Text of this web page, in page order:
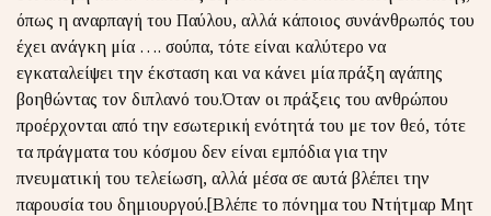
όπως η αναρπαγή του Παύλου, αλλά κάποιος συνάνθρωπός του
έχει ανάγκη μία …. σούπα, τότε είναι καλύτερο να
εγκαταλείψει την έκσταση και να κάνει μία πράξη αγάπης
βοηθώντας τον διπλανό του.Όταν οι πράξεις του ανθρώπου
προέρχονται από την εσωτερική ενότητά του με τον θεό, τότε
τα πράγματα του κόσμου δεν είναι εμπόδια για την
πνευματική του τελείωση, αλλά μέσα σε αυτά βλέπει την
παρουσία του δημιουργού.[Βλέπε το πόνημα του Ντήτμαρ Μητ